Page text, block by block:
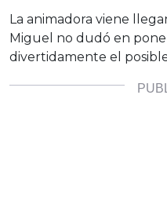
La animadora viene
Miguel no dudó en
divertidamente el